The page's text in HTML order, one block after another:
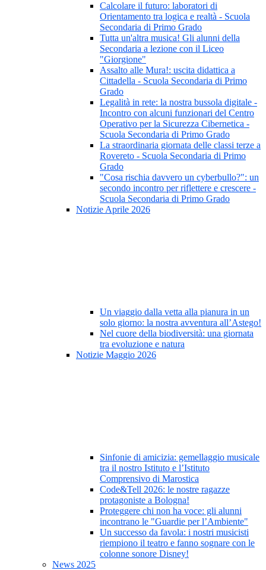
Calcolare il futuro: laboratori di
Orientamento tra logica e realtà - Scuola
Secondaria di Primo Grado
Tutta un'altra musica! Gli alunni della
Secondaria a lezione con il Liceo
"Giorgione"
Assalto alle Mura!: uscita didattica a
Cittadella - Scuola Secondaria di Primo
Grado
Legalità in rete: la nostra bussola digitale -
Incontro con alcuni funzionari del Centro
Operativo per la Sicurezza Cibernetica -
Scuola Secondaria di Primo Grado
La straordinaria giornata delle classi terze a
Rovereto - Scuola Secondaria di Primo
Grado
"Cosa rischia davvero un cyberbullo?": un
secondo incontro per riflettere e crescere -
Scuola Secondaria di Primo Grado
Notizie Aprile 2026
Un viaggio dalla vetta alla pianura in un
solo giorno: la nostra avventura all’Astego!
Nel cuore della biodiversità: una giornata
tra evoluzione e natura
Notizie Maggio 2026
Sinfonie di amicizia: gemellaggio musicale
tra il nostro Istituto e l’Istituto
Comprensivo di Marostica
Code&Tell 2026: le nostre ragazze
protagoniste a Bologna!
Proteggere chi non ha voce: gli alunni
incontrano le "Guardie per l’Ambiente"
Un successo da favola: i nostri musicisti
riempiono il teatro e fanno sognare con le
colonne sonore Disney!
News 2025